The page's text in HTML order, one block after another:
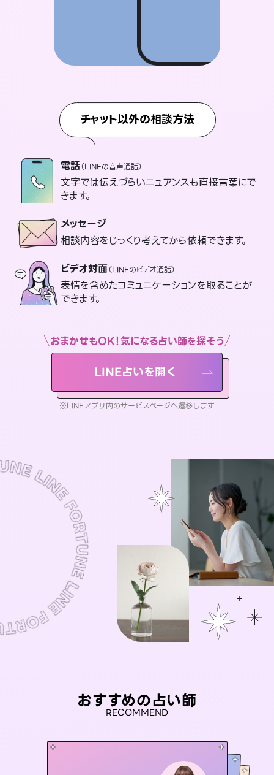
チャット以外の相談方法
電話（LINEの音声通話）
文字では伝えづらいニュアンスも直接言葉にで
きます。
メッセージ
相談内容をじっくり考えてから依頼できます。
ビデオ対面（LINEのビデオ通話）
表情を含めたコミュニケーションを取ることが
できます。
おまかせもOK！気になる占い師を探そう
LINE占いを開く
※LINEアプリ内のサービスページへ遷移します
おすすめの占い師
RECOMMEND